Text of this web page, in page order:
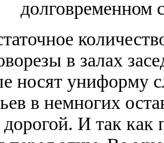
в залах
носят униформу
в немногих
дорогой. И так